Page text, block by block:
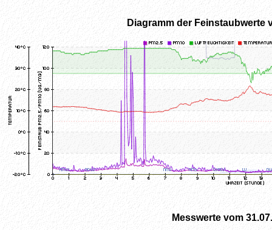
Diagramm der Feinstaubwerte
Messwerte vom